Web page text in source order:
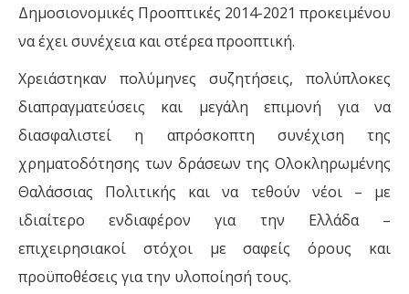
Δημοσιονομικές Προοπτικές 2014-2021 προκειμένου
να έχει συνέχεια και στέρεα προοπτική.
Χρειάστηκαν πολύμηνες συζητήσεις, πολύπλοκες
διαπραγματεύσεις και μεγάλη επιμονή για να
διασφαλιστεί η απρόσκοπτη συνέχιση της
χρηματοδότησης των δράσεων της Ολοκληρωμένης
Θαλάσσιας Πολιτικής και να τεθούν νέοι – με
ιδιαίτερο ενδιαφέρον για την Ελλάδα –
επιχειρησιακοί στόχοι με σαφείς όρους και
προϋποθέσεις για την υλοποίησή τους.